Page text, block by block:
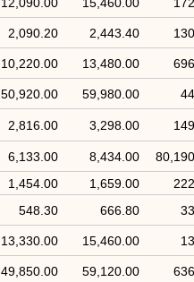
2,443.40
2,090.20
13,480.00
10,220.00
59,980.00
50,920.00
3,298.00
2,816.00
8,434.00
6,133.00
1,659.00
1,454.00
666.80
548.30
15,460.00
13,330.00
59,120.00
49,850.00